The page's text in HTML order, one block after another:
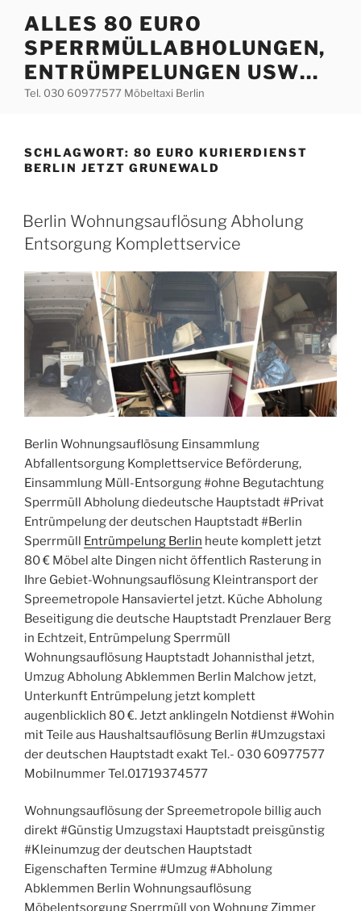
Inhalt
springen
ALLES 80 EURO
SPERRMÜLLABHOLUNGEN,
ENTRÜMPELUNGEN USW…
Tel. 030 60977577 Möbeltaxi Berlin
SCHLAGWORT: 80 EURO KURIERDIENST
BERLIN JETZT GRUNEWALD
VERÖFFENTLICHT
AM
Berlin Wohnungsauflösung Abholung
Entsorgung Komplettservice
Berlin Wohnungsauflösung Einsammlung
Abfallentsorgung Komplettservice Beförderung,
Einsammlung Müll-Entsorgung #ohne Begutachtung
Sperrmüll Abholung diedeutsche Hauptstadt #Privat
Entrümpelung der deutschen Hauptstadt #Berlin
Sperrmüll Entrümpelung Berlin heute komplett jetzt
80 € Möbel alte Dingen nicht öffentlich Rasterung in
Ihre Gebiet-Wohnungsauflösung Kleintransport der
Spreemetropole Hansaviertel jetzt. Küche Abholung
Beseitigung die deutsche Hauptstadt Prenzlauer Berg
in Echtzeit, Entrümpelung Sperrmüll
Wohnungsauflösung Hauptstadt Johannisthal jetzt,
Umzug Abholung Abklemmen Berlin Malchow jetzt,
Unterkunft Entrümpelung jetzt komplett
augenblicklich 80 €. Jetzt anklingeln Notdienst #Wohin
mit Teile aus Haushaltsauflösung Berlin #Umzugstaxi
der deutschen Hauptstadt exakt Tel.- 030 60977577
Mobilnummer Tel.01719374577
Wohnungsauflösung der Spreemetropole billig auch
direkt #Günstig Umzugstaxi Hauptstadt preisgünstig
#Kleinumzug der deutschen Hauptstadt
Eigenschaften Termine #Umzug #Abholung
Abklemmen Berlin Wohnungsauflösung
Möbelentsorgung Sperrmüll von Wohnung Zimmer